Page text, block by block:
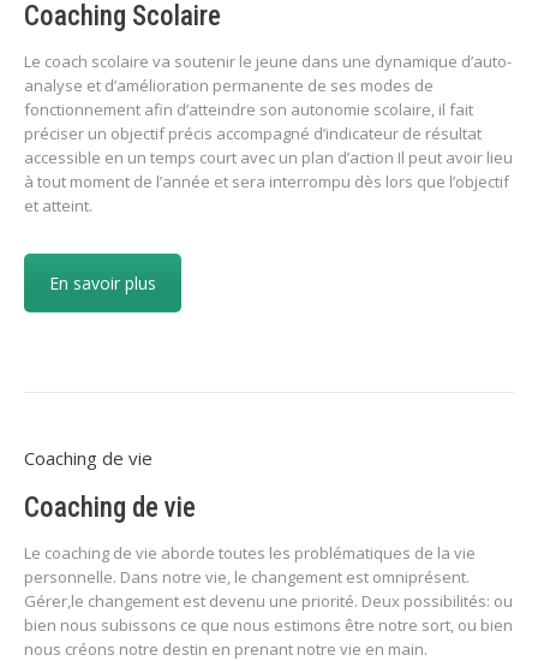
Coaching Scolaire
Le coach scolaire va soutenir le jeune dans une dynamique d’auto-
analyse et d’amélioration permanente de ses modes de
fonctionnement afin d’atteindre son autonomie scolaire, il fait
préciser un objectif précis accompagné d’indicateur de résultat
accessible en un temps court avec un plan d’action Il peut avoir lieu
à tout moment de l’année et sera interrompu dès lors que l’objectif
et atteint.
En savoir plus
Coaching de vie
Coaching de vie
Le coaching de vie aborde toutes les problématiques de la vie
personnelle. Dans notre vie, le changement est omniprésent.
Gérer,le changement est devenu une priorité. Deux possibilités: ou
bien nous subissons ce que nous estimons être notre sort, ou bien
nous créons notre destin en prenant notre vie en main.